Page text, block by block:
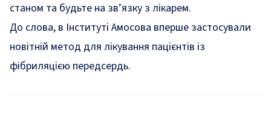
станом та будьте на зв’язку з лікарем.
До слова, в Інституті Амосова вперше застосували
новітній метод для лікування пацієнтів із
фібриляцією передсердь.